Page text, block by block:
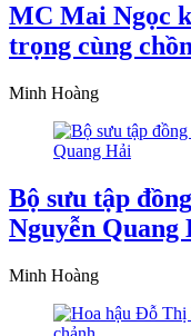
MC Mai Ngọc
trọng cùng
Minh Hoàng
Bộ sưu tập
Nguyễn Quang
Minh Hoàng